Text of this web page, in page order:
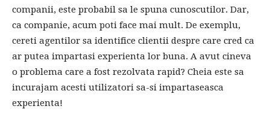
companii, este probabil sa le spuna cunoscutilor. Dar,
ca companie, acum poti face mai mult. De exemplu,
cereti agentilor sa identifice clientii despre care cred ca
ar putea impartasi experienta lor buna. A avut cineva
o problema care a fost rezolvata rapid? Cheia este sa
incurajam acesti utilizatori sa-si impartaseasca
experienta!